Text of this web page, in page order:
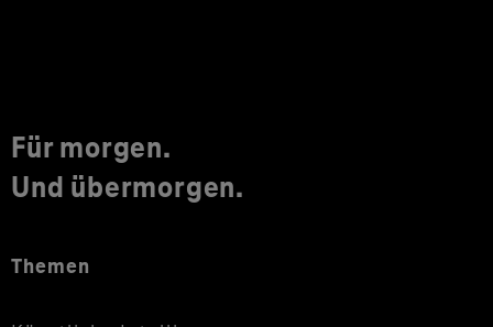
Für morgen.
Und übermorgen.
Themen